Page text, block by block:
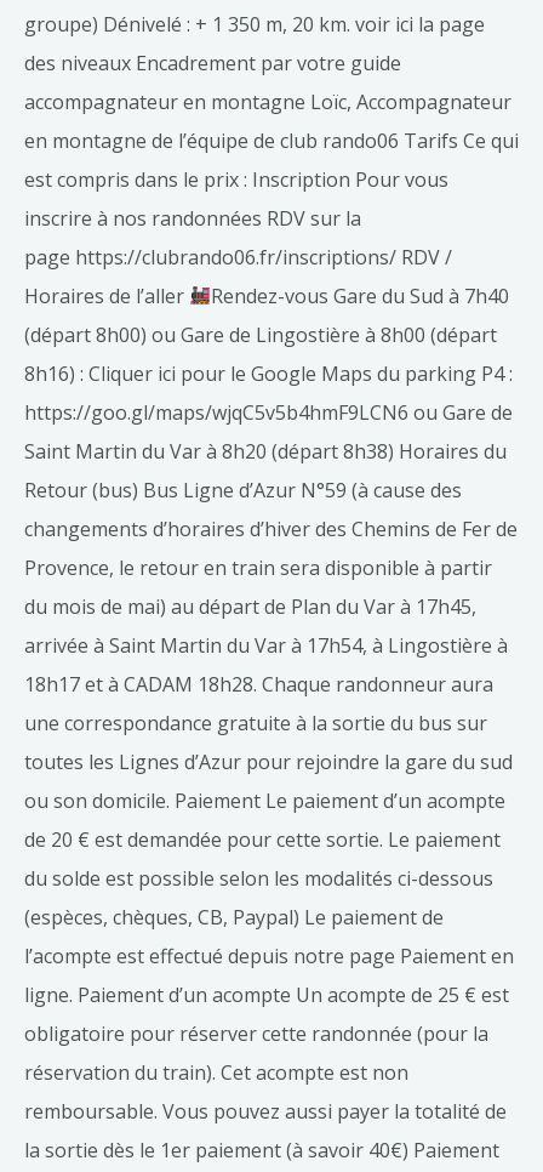
groupe) Dénivelé : + 1 350 m, 20 km. voir ici la page
des niveaux Encadrement par votre guide
accompagnateur en montagne Loïc, Accompagnateur
en montagne de l’équipe de club rando06 Tarifs Ce qui
est compris dans le prix : Inscription Pour vous
inscrire à nos randonnées RDV sur la
page https://clubrando06.fr/inscriptions/ RDV /
Horaires de l’aller
Rendez-vous Gare du Sud à 7h40
(départ 8h00) ou Gare de Lingostière à 8h00 (départ
8h16) : Cliquer ici pour le Google Maps du parking P4 :
https://goo.gl/maps/wjqC5v5b4hmF9LCN6 ou Gare de
Saint Martin du Var à 8h20 (départ 8h38) Horaires du
Retour (bus) Bus Ligne d’Azur N°59 (à cause des
changements d’horaires d’hiver des Chemins de Fer de
Provence, le retour en train sera disponible à partir
du mois de mai) au départ de Plan du Var à 17h45,
arrivée à Saint Martin du Var à 17h54, à Lingostière à
18h17 et à CADAM 18h28. Chaque randonneur aura
une correspondance gratuite à la sortie du bus sur
toutes les Lignes d’Azur pour rejoindre la gare du sud
ou son domicile. Paiement Le paiement d’un acompte
de 20 € est demandée pour cette sortie. Le paiement
du solde est possible selon les modalités ci-dessous
(espèces, chèques, CB, Paypal) Le paiement de
l’acompte est effectué depuis notre page Paiement en
ligne. Paiement d’un acompte Un acompte de 25 € est
obligatoire pour réserver cette randonnée (pour la
réservation du train). Cet acompte est non
remboursable. Vous pouvez aussi payer la totalité de
la sortie dès le 1er paiement (à savoir 40€) Paiement